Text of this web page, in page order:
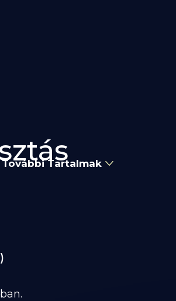
További Tartalmak